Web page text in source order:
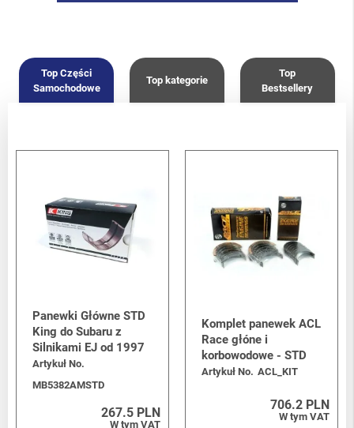
Top Części
Samochodowe
Top kategorie
Top
Bestsellery
Panewki Główne STD
King do Subaru z
Silnikami EJ od 1997
Artykuł No.
MB5382AMSTD
267.5 PLN
W tym VAT
Komplet panewek ACL
Race głóne i
korbowodowe - STD
Artykuł No. ACL_KIT
706.2 PLN
W tym VAT